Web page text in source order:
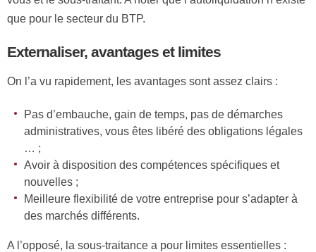
que pour le secteur du BTP.
Externaliser, avantages et limites
On l’a vu rapidement, les avantages sont assez clairs :
Pas d’embauche, gain de temps, pas de démarches
administratives, vous êtes libéré des obligations légales
… ;
Avoir à disposition des compétences spécifiques et
nouvelles ;
Meilleure flexibilité de votre entreprise pour s’adapter à
des marchés différents.
A l’opposé, la sous-traitance a pour limites essentielles :